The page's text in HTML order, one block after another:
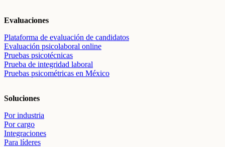
Evaluaciones
Plataforma de evaluación de candidatos
Evaluación psicolaboral online
Pruebas psicotécnicas
Prueba de integridad laboral
Pruebas psicométricas en México
Soluciones
Por industria
Por cargo
Integraciones
Para líderes